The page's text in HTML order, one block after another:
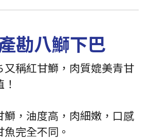
勘八鰤下巴
又稱紅甘鰤，肉質媲美青甘
鰤，油度高，肉細嫩，口感
完全不同。